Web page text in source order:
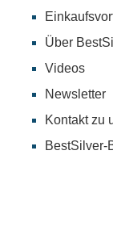
Über
Videos
Newsletter
Kontakt zu
BestSilver-